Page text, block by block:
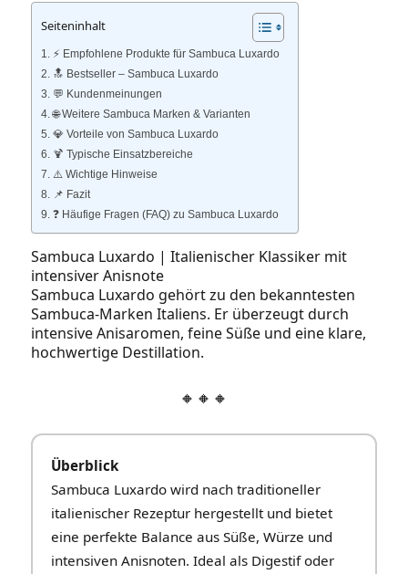
Seiteninhalt
⚡️ Empfohlene Produkte für Sambuca Luxardo
🔝 Bestseller – Sambuca Luxardo
💬 Kundenmeinungen
🌐 Weitere Sambuca Marken & Varianten
💎 Vorteile von Sambuca Luxardo
🍹 Typische Einsatzbereiche
⚠️ Wichtige Hinweise
📌 Fazit
❓ Häufige Fragen (FAQ) zu Sambuca Luxardo
Sambuca Luxardo | Italienischer Klassiker mit
intensiver Anisnote
Sambuca Luxardo gehört zu den bekanntesten
Sambuca‑Marken Italiens. Er überzeugt durch
intensive Anisaromen, feine Süße und eine klare,
hochwertige Destillation.
🔸🔸🔸
Überblick
Sambuca Luxardo wird nach traditioneller
italienischer Rezeptur hergestellt und bietet
eine perfekte Balance aus Süße, Würze und
intensiven Anisnoten. Ideal als Digestif oder